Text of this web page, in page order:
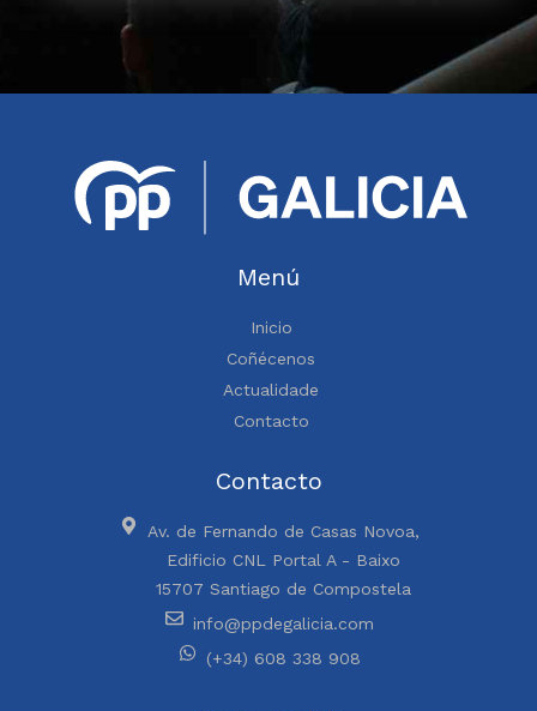
Menú
Inicio
Coñécenos
Actualidade
Contacto
Contacto
Av. de Fernando de Casas Novoa,
Edificio CNL Portal A - Baixo
15707 Santiago de Compostela
info@ppdegalicia.com
(+34) 608 338 908